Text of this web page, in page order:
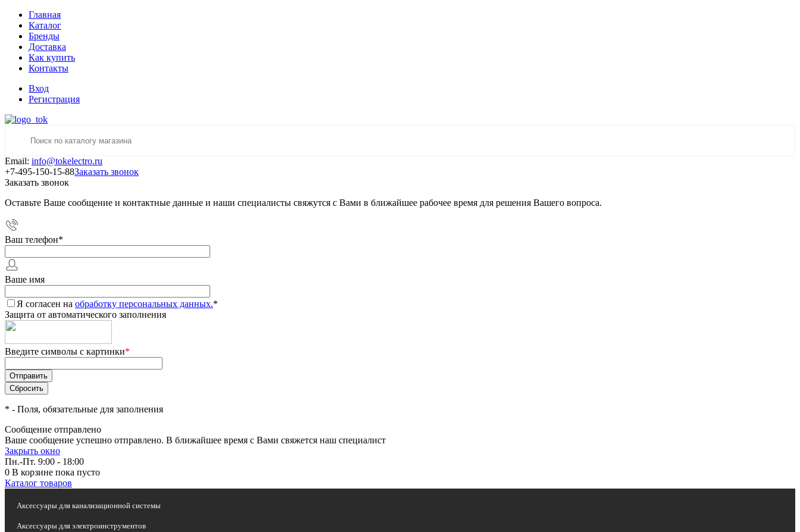
Главная
Каталог
Бренды
Доставка
Как купить
Контакты
Вход
Регистрация
Email: info@tokelectro.ru
+7-495-150-15-88Заказать звонок
Заказать звонок
Оставьте Ваше сообщение и контактные данные и наши специалисты свяжутся с Вами в ближайшее рабочее время для решения Вашего вопроса.
Ваш телефон*
Ваше имя
Я согласен на обработку персональных данных.*
Защита от автоматического заполнения
Введите символы с картинки*
* - Поля, обязательные для заполнения
Сообщение отправлено
Ваше сообщение успешно отправлено. В ближайшее время с Вами свяжется наш специалист
Закрыть окно
Пн.-Пт. 9:00 - 18:00
0 В корзине пока пусто
Каталог товаров
Аксессуары для канализационной системы
Аксессуары для электроинструментов